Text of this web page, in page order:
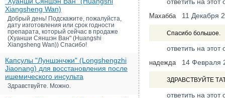
Xiangsheng Wan)
Добрый день! Подскажите, пожалуйста,
дату изготовления или срок годности
препарата, который сейчас в продаже
(Хуанши Сяншэн Ван" (Huangshi
Xiangsheng Wan)) Спасибо!
Капсулы "Луншэнчжи" (Longshengzhi
Jiaonang) для восстановления после
ишемического инсульта
Здравствуйте. Можно.
Махабба 11 Декабря
Спасибо большое.
ответить на этот
надежда 14 Февраля
ЗДРАВСТВУЙТЕ
ответить на этот